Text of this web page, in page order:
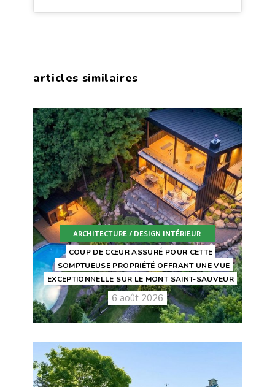
articles similaires
ARCHITECTURE / DESIGN INTÉRIEUR
COUP DE CŒUR ASSURÉ POUR CETTE
SOMPTUEUSE PROPRIÉTÉ OFFRANT UNE VUE
EXCEPTIONNELLE SUR LE MONT SAINT-SAUVEUR
6 août 2026